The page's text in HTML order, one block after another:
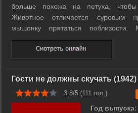
больше похожа на петуха,
Животное отличается суровым
мышонку прятаться поблизости.
положение курицы как прикрытие,
Напряжение между ними создаёт
сцен. ...
Гости не должны скучать (1942)
3.8/5 (111 гол.)
Год выпуска: